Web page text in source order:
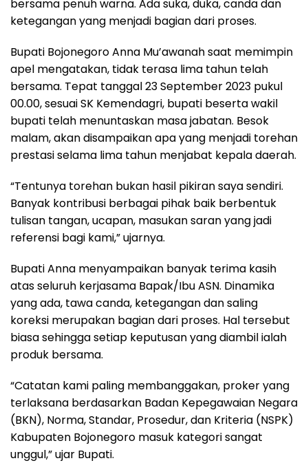
bersama penuh warna. Ada suka, duka, canda dan
ketegangan yang menjadi bagian dari proses.
Bupati Bojonegoro Anna Mu’awanah saat memimpin
apel mengatakan, tidak terasa lima tahun telah
bersama. Tepat tanggal 23 September 2023 pukul
00.00, sesuai SK Kemendagri, bupati beserta wakil
bupati telah menuntaskan masa jabatan. Besok
malam, akan disampaikan apa yang menjadi torehan
prestasi selama lima tahun menjabat kepala daerah.
“Tentunya torehan bukan hasil pikiran saya sendiri.
Banyak kontribusi berbagai pihak baik berbentuk
tulisan tangan, ucapan, masukan saran yang jadi
referensi bagi kami,” ujarnya.
Bupati Anna menyampaikan banyak terima kasih
atas seluruh kerjasama Bapak/Ibu ASN. Dinamika
yang ada, tawa canda, ketegangan dan saling
koreksi merupakan bagian dari proses. Hal tersebut
biasa sehingga setiap keputusan yang diambil ialah
produk bersama.
“Catatan kami paling membanggakan, proker yang
terlaksana berdasarkan Badan Kepegawaian Negara
(BKN), Norma, Standar, Prosedur, dan Kriteria (NSPK)
Kabupaten Bojonegoro masuk kategori sangat
unggul,” ujar Bupati.